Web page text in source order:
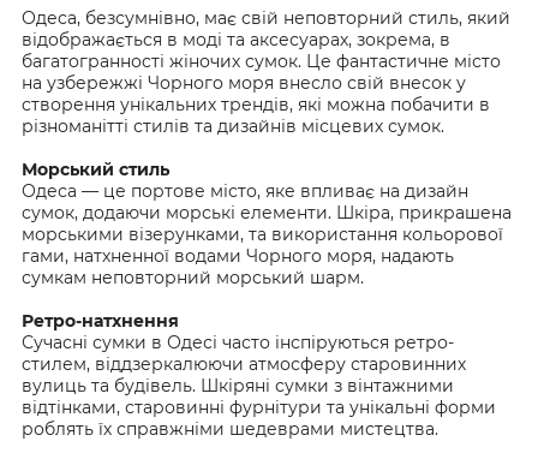
Одеса, безсумнівно, має свій неповторний стиль, який
відображається в моді та аксесуарах, зокрема, в
багатогранності жіночих сумок. Це фантастичне місто
на узбережжі Чорного моря внесло свій внесок у
створення унікальних трендів, які можна побачити в
різноманітті стилів та дизайнів місцевих сумок.
Морський стиль
Одеса — це портове місто, яке впливає на дизайн
сумок, додаючи морські елементи. Шкіра, прикрашена
морськими візерунками, та використання кольорової
гами, натхненної водами Чорного моря, надають
сумкам неповторний морський шарм.
Ретро-натхнення
Сучасні сумки в Одесі часто інспіруються ретро-
стилем, віддзеркалюючи атмосферу старовинних
вулиць та будівель. Шкіряні сумки з вінтажними
відтінками, старовинні фурнітури та унікальні форми
роблять їх справжніми шедеврами мистецтва.